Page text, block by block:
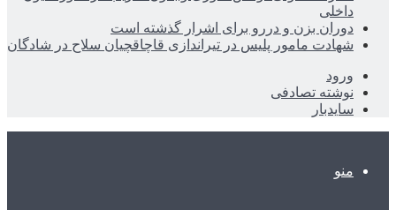
داخلی
دوران بزن و دررو برای اشرار گذشته است
شهادت مامور پلیس در تیراندازی قاچاقچیان سلاح در شادگان
ورود
نوشته تصادفی
سایدبار
منو